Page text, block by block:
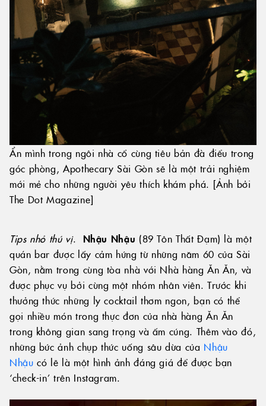
Ẩn mình trong ngôi nhà cổ cùng tiêu bản đà điểu trong
góc phòng, Apothecary Sài Gòn sẽ là một trải nghiệm
mới mẻ cho những người yêu thích khám phá. [Ảnh bởi
The Dot Magazine]
Tips nhỏ thú vị. Nhậu Nhậu (89 Tôn Thất Đạm) là một
quán bar được lấy cảm hứng từ những năm 60 của Sài
Gòn, nằm trong cùng tòa nhà với Nhà hàng Ăn Ăn, và
được phục vụ bởi cùng một nhóm nhân viên. Trước khi
thưởng thức những ly cocktail thơm ngon, bạn có thể
gọi nhiều món trong thực đơn của nhà hàng Ăn Ăn
trong không gian sang trọng và ấm cúng. Thêm vào đó,
những bức ảnh chụp thức uống sâu dừa của Nhậu
Nhậu có lẽ là một hình ảnh đáng giá để được bạn
‘check-in’ trên Instagram.